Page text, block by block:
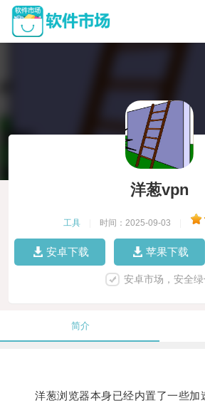
洋葱vpn
工具 时间：2025-09-03
安卓下载 苹果下载
安卓市场，安全
简介
洋葱浏览器本身已经内置了一些加